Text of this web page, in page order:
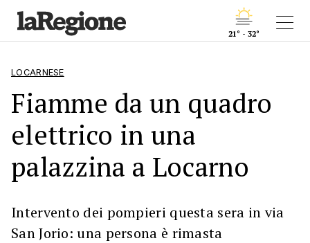
21° - 32°
LOCARNESE
Fiamme da un quadro
elettrico in una
palazzina a Locarno
Intervento dei pompieri questa sera in via
San Jorio: una persona è rimasta